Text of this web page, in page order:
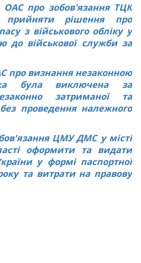
ОАС про зобов'язання ТЦК
прийняти рішення про
з військового обліку у
до військової служби за
про визнання незаконною
була виключена за
затриманої та
проведення належного
ЦМУ ДМС у місті
оформити та видати
у формі паспортної
та витрати на правову